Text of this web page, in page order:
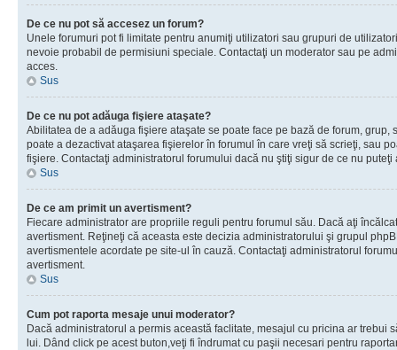
De ce nu pot să accesez un forum?
Unele forumuri pot fi limitate pentru anumiţi utilizatori sau grupuri de
nevoie probabil de permisiuni speciale. Contactaţi un moderator sau pe
acces.
Sus
De ce nu pot adăuga fişiere ataşate?
Abilitatea de a adăuga fişiere ataşate se poate face pe bază de forum, grup,
poate a dezactivat ataşarea fişierelor în forumul în care vreţi să scrieţi, sau
fişiere. Contactaţi administratorul forumului dacă nu ştiţi sigur de ce nu
Sus
De ce am primit un avertisment?
Fiecare administrator are propriile reguli pentru forumul său. Dacă aţi
avertisment. Reţineţi că aceasta este decizia administratorului şi grupul
avertismentele acordate pe site-ul în cauză. Contactaţi administratorul
avertisment.
Sus
Cum pot raporta mesaje unui moderator?
Dacă administratorul a permis această faclitate, mesajul cu pricina ar trebui
lui. Dând click pe acest buton,veţi fi îndrumat cu paşii necesari pentru